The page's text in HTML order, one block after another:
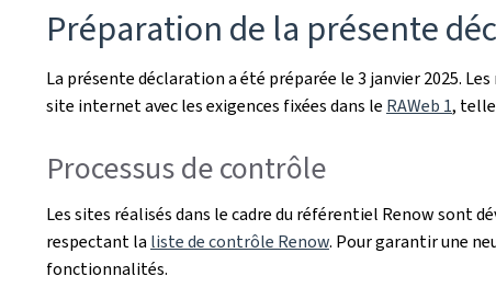
Préparation de la présente
La présente déclaration a été préparée le3 janvier 2025.
site internet avec les exigences fixées dans le RAWeb 1,
Processus de contrôle
Les sites réalisés dans le cadre du référentiel Renow sont
respectant la liste de contrôle Renow. Pour garantir une
fonctionnalités.